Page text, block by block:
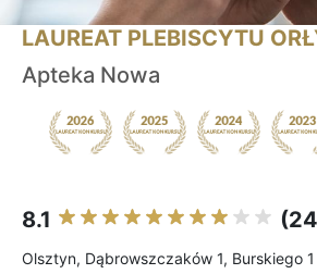
LAUREAT PLEBISCYTU
Apteka Nowa
8.1
Olsztyn, Dąbrowszczaków 1, Burskiego 1